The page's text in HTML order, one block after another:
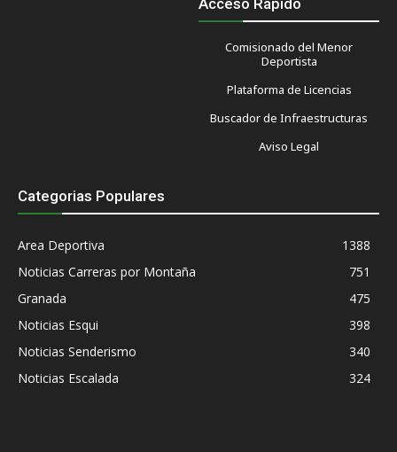
Comisionado del Menor
Deportista
Plataforma de Licencias
Buscador de Infraestructuras
Aviso Legal
Categorias Populares
Area Deportiva
1388
Noticias Carreras por Montaña
751
Granada
475
Noticias Esqui
398
Noticias Senderismo
340
Noticias Escalada
324